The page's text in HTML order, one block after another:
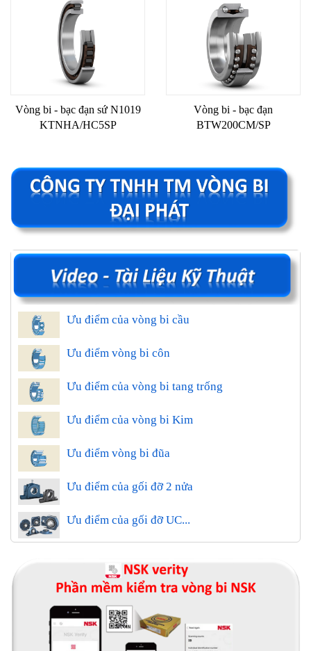
Vòng bi - bạc đạn sứ N1019
KTNHA/HC5SP
Vòng bi - bạc đạn
BTW200CM/SP
Ưu điểm của vòng bi cầu
Ưu điểm vòng bi côn
Ưu điểm của vòng bi tang trống
Ưu điểm của vòng bi Kim
Ưu điểm vòng bi đũa
Ưu điểm của gối đỡ 2 nửa
Ưu điểm của gối đỡ UC...